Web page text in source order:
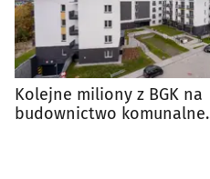
Kolejne miliony z BGK na
budownictwo komunalne.